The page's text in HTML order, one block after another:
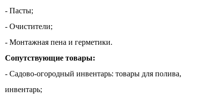
- Пасты;
- Очистители;
- Монтажная пена и герметики.
Сопутствующие товары:
- Садово-огородный инвентарь: товары для полива,
инвентарь;